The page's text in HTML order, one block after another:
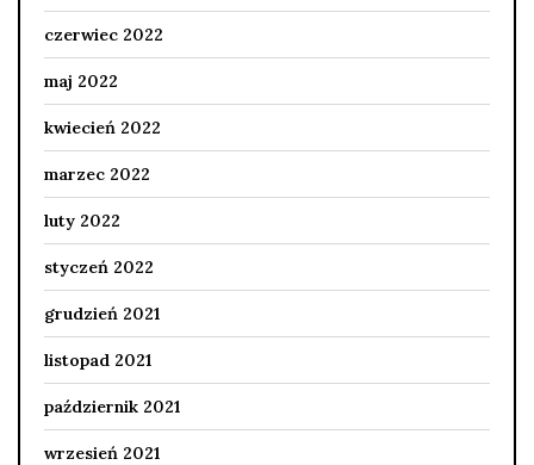
czerwiec 2022
maj 2022
kwiecień 2022
marzec 2022
luty 2022
styczeń 2022
grudzień 2021
listopad 2021
październik 2021
wrzesień 2021